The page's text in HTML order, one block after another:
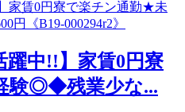
躍中!!】家賃0円寮
験◎◆残業少な...